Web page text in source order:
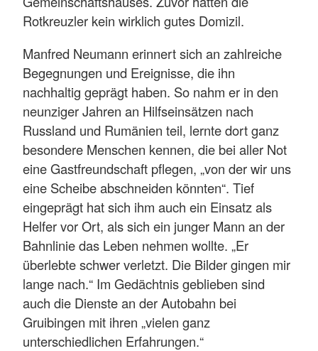
Rotkreuzler kein wirklich gutes Domizil.
Manfred Neumann erinnert sich an zahlreiche
Begegnungen und Ereignisse, die ihn
nachhaltig geprägt haben. So nahm er in den
neunziger Jahren an Hilfseinsätzen nach
Russland und Rumänien teil, lernte dort ganz
besondere Menschen kennen, die bei aller Not
eine Gastfreundschaft pflegen, „von der wir uns
eine Scheibe abschneiden könnten“. Tief
eingeprägt hat sich ihm auch ein Einsatz als
Helfer vor Ort, als sich ein junger Mann an der
Bahnlinie das Leben nehmen wollte. „Er
überlebte schwer verletzt. Die Bilder gingen mir
lange nach.“ Im Gedächtnis geblieben sind
auch die Dienste an der Autobahn bei
Gruibingen mit ihren „vielen ganz
unterschiedlichen Erfahrungen.“